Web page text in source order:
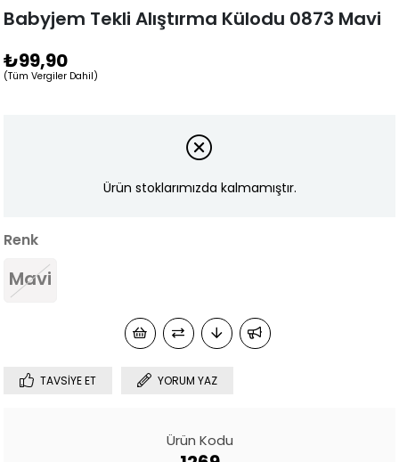
Babyjem Tekli Alıştırma Külodu 0873 Mavi
₺99,90
(Tüm Vergiler Dahil)
Ürün stoklarımızda kalmamıştır.
Renk
Mavi
TAVSIYE ET YORUM YAZ
Ürün Kodu